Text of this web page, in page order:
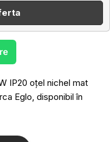
IP20 oțel nichel mat
Eglo, disponibil în